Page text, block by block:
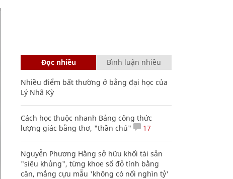
Đọc nhiều Bình luận nhiều
Nhiều điểm bất thường ở bằng đại học của
Lý Nhã Kỳ
Cách học thuộc nhanh Bảng công thức
lượng giác bằng thơ, "thần chú"
17
Nguyễn Phương Hằng sở hữu khối tài sản
"siêu khủng", từng khoe sổ đỏ tính bằng
cân, mắng cựu mẫu 'không có nổi nghìn tỷ'